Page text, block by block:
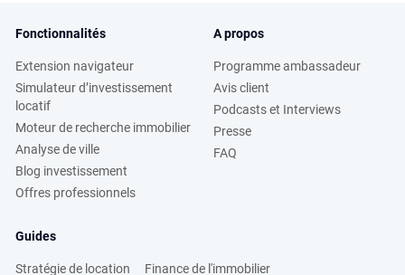
Fonctionnalités
Extension navigateur
Simulateur d’investissement
locatif
Moteur de recherche immobilier
Analyse de ville
Blog investissement
Offres professionnels
A propos
Programme ambassadeur
Avis client
Podcasts et Interviews
Presse
FAQ
Guides
Stratégie de location Finance de l'immobilier